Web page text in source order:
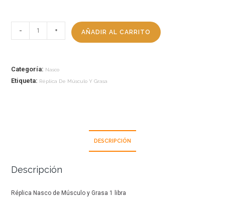
- + AÑADIR AL CARRITO
Categoría: Nasco
Etiqueta: Réplica De Músculo Y Grasa
DESCRIPCIÓN
Descripción
Réplica Nasco de Músculo y Grasa 1 libra